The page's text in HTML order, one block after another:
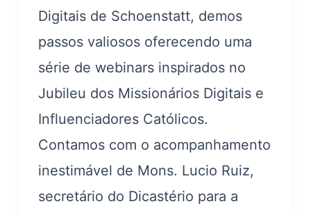
Digitais de Schoenstatt, demos
passos valiosos oferecendo uma
série de webinars inspirados no
Jubileu dos Missionários Digitais e
Influenciadores Católicos.
Contamos com o acompanhamento
inestimável de Mons. Lucio Ruiz,
secretário do Dicastério para a